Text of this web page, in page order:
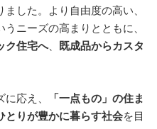
した。より自由度の高い、
ニーズの高まりとともに、
ク住宅へ、
既成品からカスタ
応え、
「一点もの」の住ま
とりが豊かに暮らす社会を目